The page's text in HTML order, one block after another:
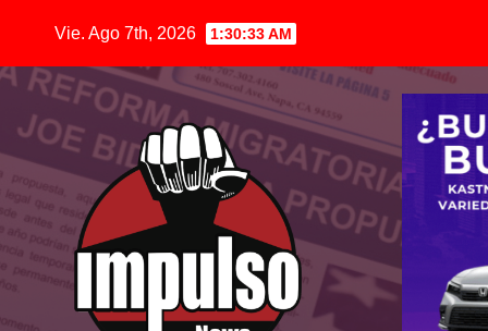
contenido
Vie. Ago 7th, 2026 1:30:35 AM